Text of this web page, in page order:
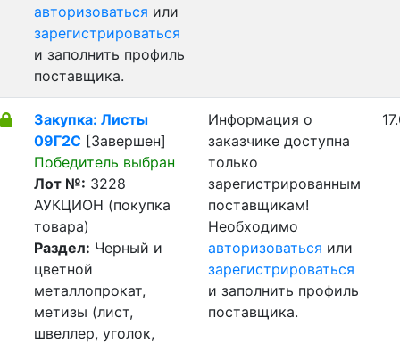
авторизоваться или
зарегистрироваться
и заполнить профиль
поставщика.
Закупка: Листы
09Г2С [Завершен]
Победитель выбран
Лот №: 3228
АУКЦИОН (покупка
товара)
Раздел: Черный и
цветной
металлопрокат,
метизы (лист,
швеллер, уголок,
Информация о
заказчике доступна
только
зарегистрированным
поставщикам!
Необходимо
авторизоваться или
зарегистрироваться
и заполнить профиль
поставщика.